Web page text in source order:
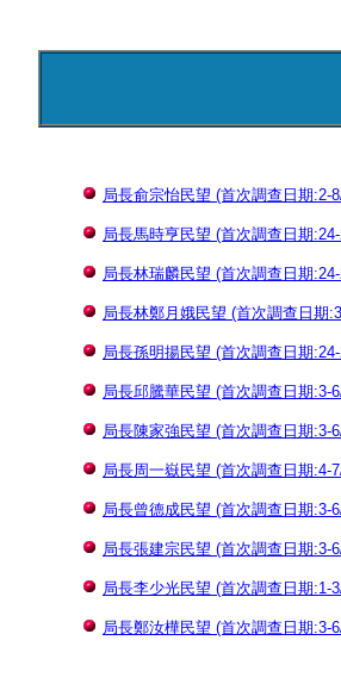
局長俞宗怡民望 (首次調查日期:2-
局長馬時亨民望 (首次調查日期
局長林瑞麟民望 (首次調查日期
局長林鄭月娥民望 (首次調查日期
局長孫明揚民望 (首次調查日期
局長邱騰華民望 (首次調查日期:3-
局長陳家強民望 (首次調查日期:3-
局長周一嶽民望 (首次調查日期:4-
局長曾德成民望 (首次調查日期:3-
局長張建宗民望 (首次調查日期:3-
局長李少光民望 (首次調查日期:1-
局長鄭汝樺民望 (首次調查日期:3-